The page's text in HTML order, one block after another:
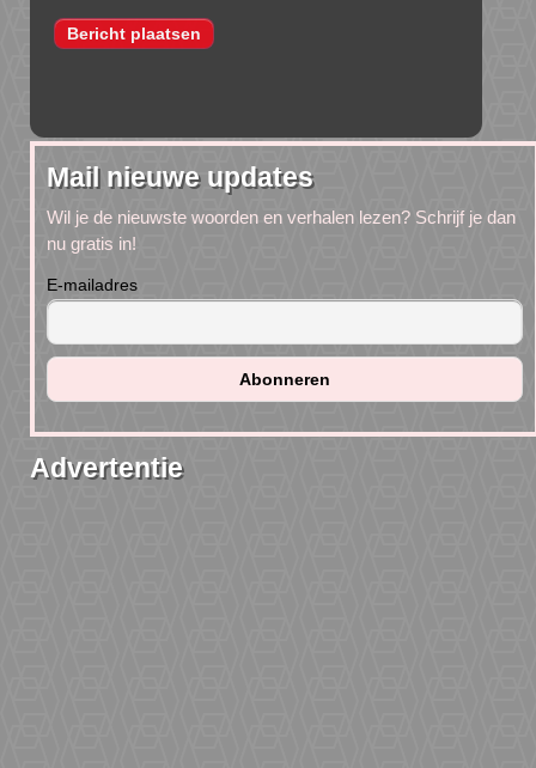
Mail nieuwe updates
Wil je de nieuwste woorden en verhalen lezen? Schrijf je dan
nu gratis in!
E-mailadres
Advertentie